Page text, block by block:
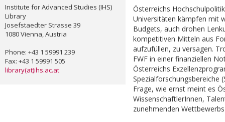
Institute for Advanced Studies (IHS)
Library
Josefstaedter Strasse 39
1080 Vienna, Austria
Phone: +43 1 59991 239
Fax: +43 1 59991 505
library(at)ihs.ac.at
Österreichs
Universitäten kämpfen mit
Budgets, auch drohen
kompetitiven Mitteln aus
aufzufüllen, zu versagen.
FWF in einer finanziellen
Österreichs
Spezialforschungsbereiche
Frage, wie ernst meint es
WissenschaftlerInnen,
zunehmenden